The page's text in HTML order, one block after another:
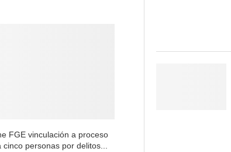
FGE vinculación a proceso
cinco personas por delitos...